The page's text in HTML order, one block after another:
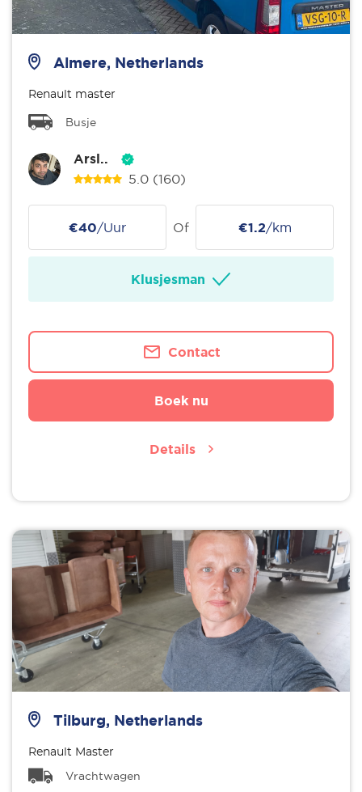
Almere, Netherlands
Renault master
Busje
Arsl..
5.0 (160)
€40/Uur Of €1.2/km
Klusjesman
Contact
Boek nu
Details
Tilburg, Netherlands
Renault Master
Vrachtwagen